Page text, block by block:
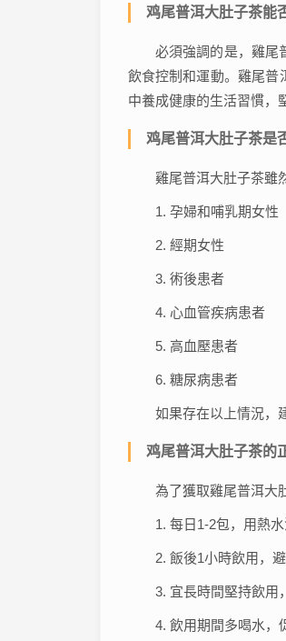
鸡尾普洱大肚子茶能
必須強調的是，雞尾
飲食控制和運動。雞尾普
中養成健康的生活習慣，
鸡尾普洱大肚子茶是
雞尾普洱大肚子茶雖
1. 孕婦和哺乳期女性
2. 經期女性
3. 術後患者
4. 心血管疾病患者
5. 高血壓患者
6. 糖尿病患者
如果存在以上情況，
鸡尾普洱大肚子茶的
為了獲取雞尾普洱大
1. 每日1-2包，用熱
2. 飯後1小時飲用，
3. 宜長時間堅持飲用
4. 飲用期間多喝水，